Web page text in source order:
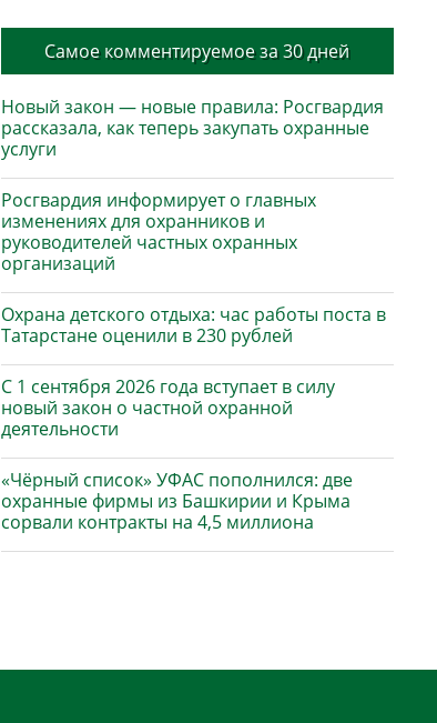
Самое комментируемое за 30 дней
Новый закон — новые правила: Росгвардия
рассказала, как теперь закупать охранные
услуги
Росгвардия информирует о главных
изменениях для охранников и
руководителей частных охранных
организаций
Охрана детского отдыха: час работы поста в
Татарстане оценили в 230 рублей
С 1 сентября 2026 года вступает в силу
новый закон о частной охранной
деятельности
«Чёрный список» УФАС пополнился: две
охранные фирмы из Башкирии и Крыма
сорвали контракты на 4,5 миллиона